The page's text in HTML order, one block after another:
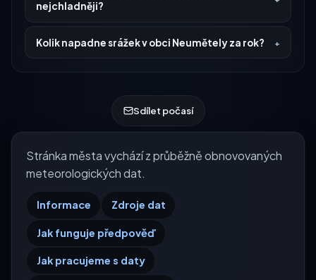
nejchladněji?
Kolik napadne srážek v obci Neumětely za rok?
Sdílet počasí
Stránka města vychází z průběžně obnovovaných
meteorologických dat.
Informace Zdroje dat
Jak funguje předpověď
Jak pracujeme s daty